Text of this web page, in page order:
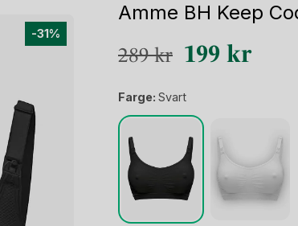
-31%
Amme BH Keep
289kr Opprinnelig
var:
289 kr.
199 kr
199 kr.
Farge: Svart